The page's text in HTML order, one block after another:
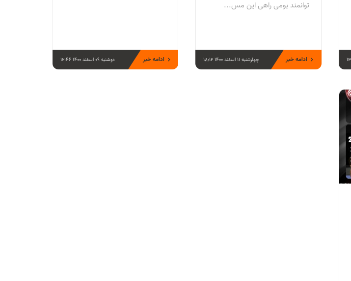
توانمند بومی راهی اين مس...
چهارشنبه 11 اسفند 1400 18:12 ادامه خبر دوشنبه 09 اسفند 1400 12:46 ادامه خبر